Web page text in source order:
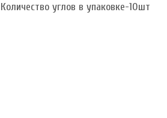
Количество углов в упаковке-10шт